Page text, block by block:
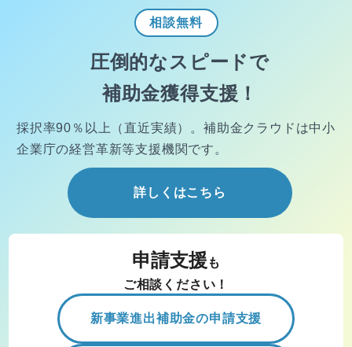
相談無料
圧倒的なスピードで
補助金獲得支援！
採択率90％以上（直近実績）。 補助金クラウドは中小
企業庁の経営革新等支援機関です。
詳しくはこちら
申請支援 も
ご相談ください！
新事業進出補助金の申請支援